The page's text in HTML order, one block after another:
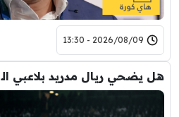
2026/08/09 - 13:30
هل يضحي ريال مدريد بلاعبي الـ 100 مليون ؟